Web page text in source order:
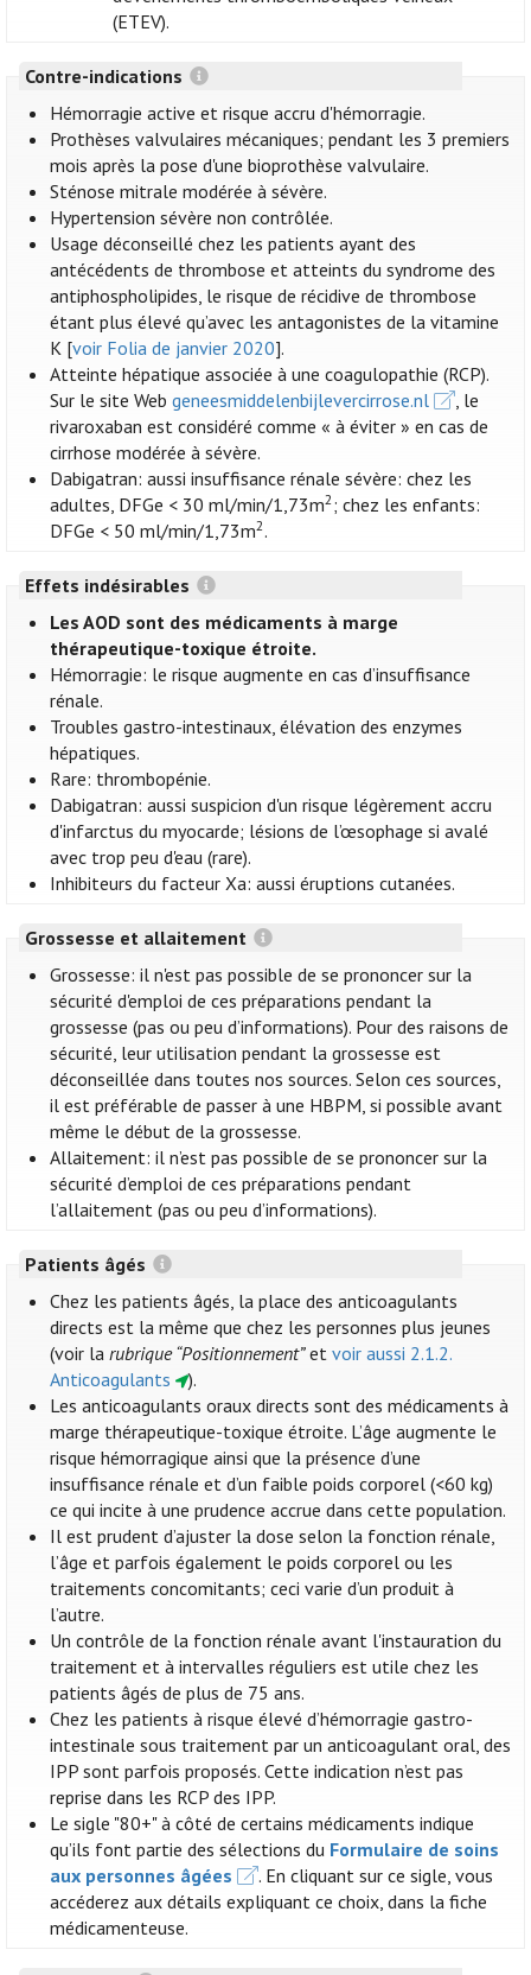
(ETEV).
Contre-indications
Hémorragie active et risque accru d'hémorragie.
Prothèses valvulaires mécaniques; pendant les 3 premiers
mois après la pose d'une bioprothèse valvulaire.
Sténose mitrale modérée à sévère.
Hypertension sévère non contrôlée.
Usage déconseillé chez les patients ayant des
antécédents de thrombose et atteints du syndrome des
antiphospholipides, le risque de récidive de thrombose
étant plus élevé qu’avec les antagonistes de la vitamine
K [voir Folia de janvier 2020].
Atteinte hépatique associée à une coagulopathie (RCP).
Sur le site Webgeneesmiddelenbijlevercirrose.nl
, le
rivaroxaban est considéré comme « à éviter » en cas de
cirrhose modérée à sévère.
Dabigatran: aussi insuffisance rénale sévère: chez les
adultes, DFGe < 30 ml/min/1,73m2 ; chez les enfants:
DFGe < 50 ml/min/1,73m2 .
Effets indésirables
Les AOD sont des médicaments à marge
thérapeutique-toxique étroite.
Hémorragie: le risque augmente en cas d’insuffisance
rénale.
Troubles gastro-intestinaux, élévation des enzymes
hépatiques.
Rare: thrombopénie.
Dabigatran: aussi suspicion d'un risque légèrement accru
d'infarctus du myocarde; lésions de l’œsophage si avalé
avec trop peu d'eau (rare).
Inhibiteurs du facteur Xa: aussi éruptions cutanées.
Grossesse et allaitement
Grossesse: il n'est pas possible de se prononcer sur la
sécurité d'emploi de ces préparations pendant la
grossesse (pas ou peu d’informations). Pour des raisons de
sécurité, leur utilisation pendant la grossesse est
déconseillée dans toutes nos sources. Selon ces sources,
il est préférable de passer à une HBPM, si possible avant
même le début de la grossesse.
Allaitement: il n’est pas possible de se prononcer sur la
sécurité d’emploi de ces préparations pendant
l’allaitement (pas ou peu d’informations).
Patients âgés
Chez les patients âgés, la place des anticoagulants
directs est la même que chez les personnes plus jeunes
(voir larubrique “Positionnement”etvoir aussi 2.1.2.
Anticoagulants
).
Les anticoagulants oraux directs sont des médicaments à
marge thérapeutique-toxique étroite. L’âge augmente le
risque hémorragique ainsi que la présence d’une
insuffisance rénale et d’un faible poids corporel (<60 kg)
ce qui incite à une prudence accrue dans cette population.
Il est prudent d’ajuster la dose selon la fonction rénale,
l’âge et parfois également le poids corporel ou les
traitements concomitants; ceci varie d’un produit à
l’autre.
Un contrôle de la fonction rénale avant l'instauration du
traitement et à intervalles réguliers est utile chez les
patients âgés de plus de 75 ans.
Chez les patients à risque élevé d’hémorragie gastro-
intestinale sous traitement par un anticoagulant oral, des
IPP sont parfois proposés. Cette indication n’est pas
reprise dans les RCP des IPP.
Le sigle "80+" à côté de certains médicaments indique
qu’ils font partie des sélections du Formulaire de soins
aux personnes âgées
. En cliquant sur ce sigle, vous
accéderez aux détails expliquant ce choix, dans la fiche
médicamenteuse.